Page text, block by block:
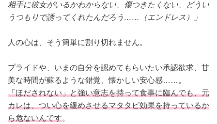
相手に彼女がいるかわからない、傷つきたくない、どうい
うつもりで誘ってくれたんだろう……（エンドレス）」
人の心は、そう簡単に割り切れません。
プライドや、いまの自分を認めてもらいたい承認欲求、甘
美な時間が蘇るような錯覚、懐かしい安心感……。
「ほだされない」と強い意志を持って食事に臨んでも、元
カレは、つい心を緩めさせるマタタビ効果を持っているか
ら危ないんです。